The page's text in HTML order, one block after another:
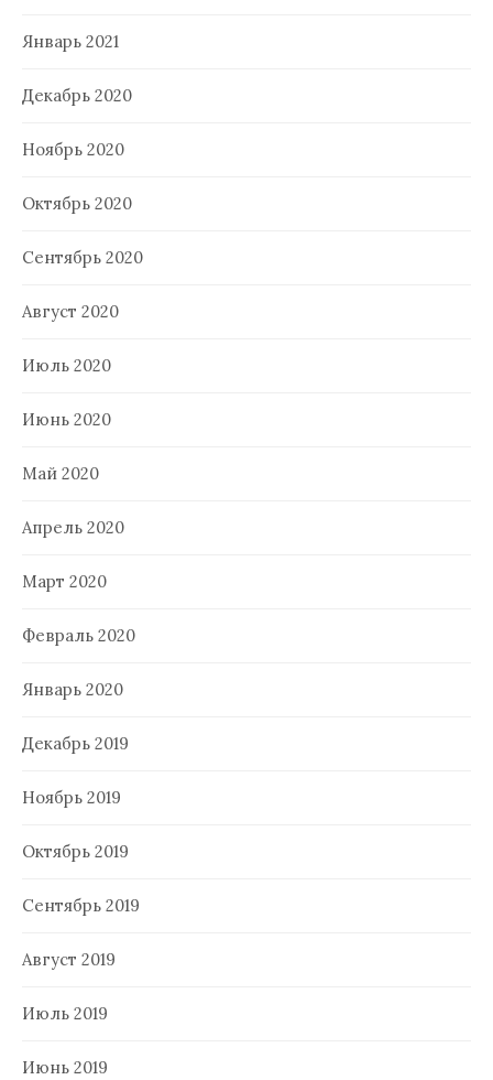
Январь 2021
Декабрь 2020
Ноябрь 2020
Октябрь 2020
Сентябрь 2020
Август 2020
Июль 2020
Июнь 2020
Май 2020
Апрель 2020
Март 2020
Февраль 2020
Январь 2020
Декабрь 2019
Ноябрь 2019
Октябрь 2019
Сентябрь 2019
Август 2019
Июль 2019
Июнь 2019